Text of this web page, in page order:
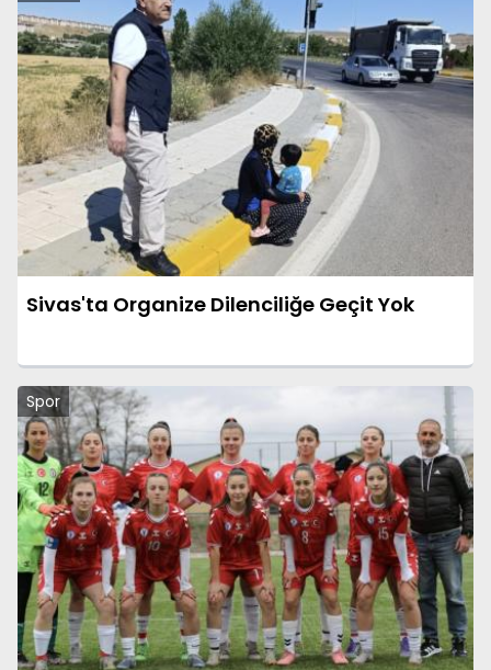
Sivas'ta Organize Dilenciliğe Geçit Yok
Spor